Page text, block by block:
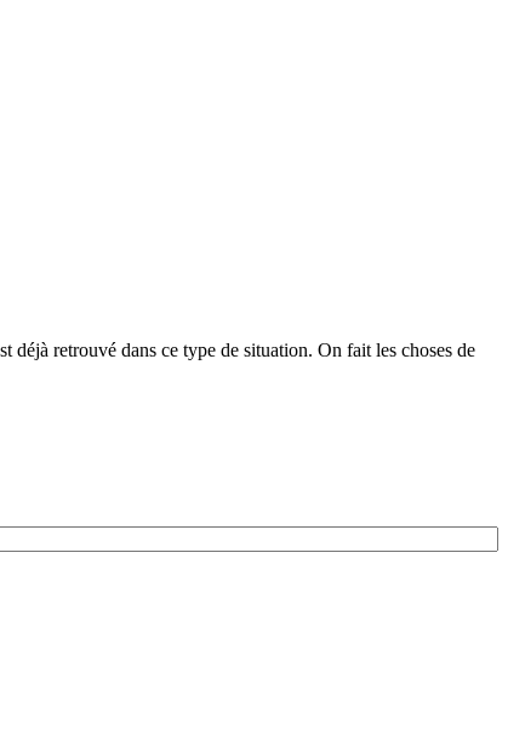
déjà retrouvé dans ce type de situation. On fait les choses de